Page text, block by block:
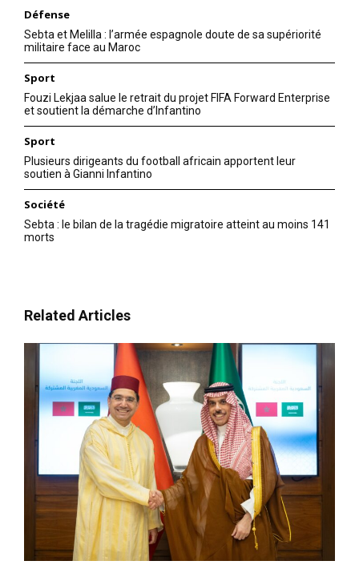
Défense
Sebta et Melilla : l’armée espagnole doute de sa supériorité
militaire face au Maroc
Sport
Fouzi Lekjaa salue le retrait du projet FIFA Forward Enterprise
et soutient la démarche d’Infantino
Sport
Plusieurs dirigeants du football africain apportent leur
soutien à Gianni Infantino
Société
Sebta : le bilan de la tragédie migratoire atteint au moins 141
morts
Related Articles